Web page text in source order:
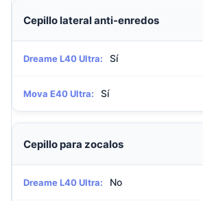
Cepillo lateral anti-enredos
Dreame L40 Ultra: Sí
Mova E40 Ultra: Sí
Cepillo para zocalos
Dreame L40 Ultra: No